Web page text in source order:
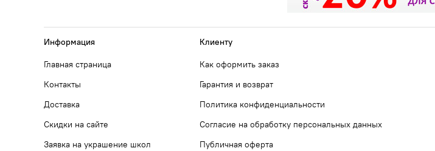
Информация
Главная страница
Контакты
Доставка
Скидки на сайте
Заявка на украшение школ
Клиенту
Как оформить заказ
Гарантия и возврат
Политика конфиденциальности
Согласие на обработку персональных данных
Публичная оферта